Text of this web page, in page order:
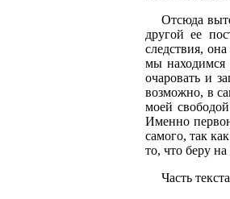
Отсюда
другой ее
следствия,
мы находимся
очаровать и
возможно, в
моей
Именно
самого, так
то, что беру
Часть